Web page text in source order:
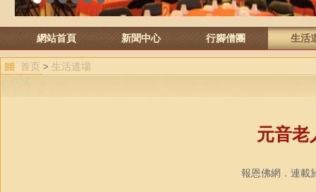
網站首頁 新聞中心 行腳僧團 生活
首页 > 生活道場
元音老
報恩佛網．連載